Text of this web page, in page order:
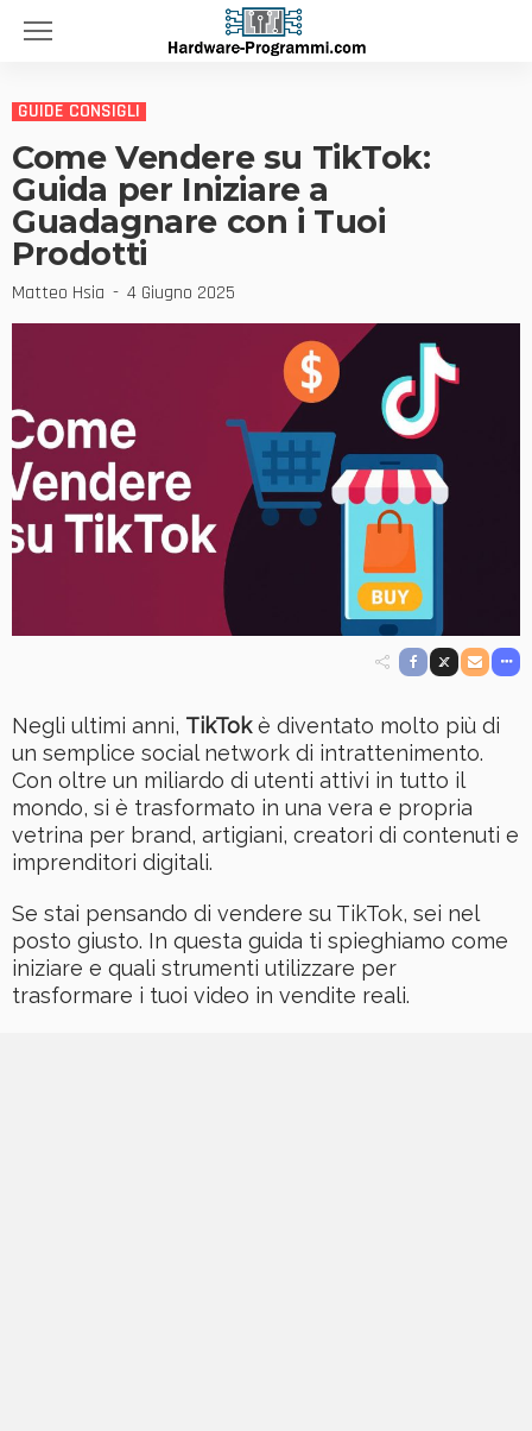
GUIDE CONSIGLI
Come Vendere su TikTok:
Guida per Iniziare a
Guadagnare con i Tuoi
Prodotti
Matteo Hsia 4 Giugno 2025
Negli ultimi anni, TikTokè diventato molto più di
un semplice social network di intrattenimento.
Con oltre un miliardo di utenti attivi in tutto il
mondo, si è trasformato in una vera e propria
vetrina per brand, artigiani, creatori di contenuti e
imprenditori digitali.
Se stai pensando di vendere su TikTok, sei nel
posto giusto. In questa guida ti spieghiamo come
iniziare e quali strumenti utilizzare per
trasformare i tuoi video in vendite reali.